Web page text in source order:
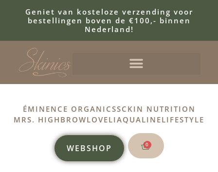
Geniet van kosteloze verzending voor
bestellingen boven de €100,- binnen
Nederland!
ÉMINENCE ORGANICSSCKIN NUTRITION
MRS. HIGHBROWLOVELIAQUALINELIFESTYLE
WEBSHOP 0